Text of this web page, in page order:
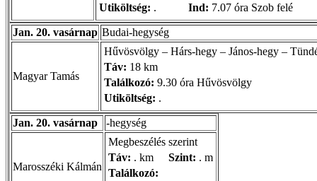
Utiköltség: . Ind: 7.07 óra Szob felé
Jan. 20. vasárnap Budai-hegység
Magyar Tamás
Hűvösvölgy – Hárs-hegy – János-hegy –
Táv: 18 km
Találkozó: 9.30 óra Hűvösvölgy
Utiköltség: .
Jan. 20. vasárnap -hegység
Marosszéki Kálmán
Megbeszélés szerint
Táv: . km Szint: . m
Találkozó: